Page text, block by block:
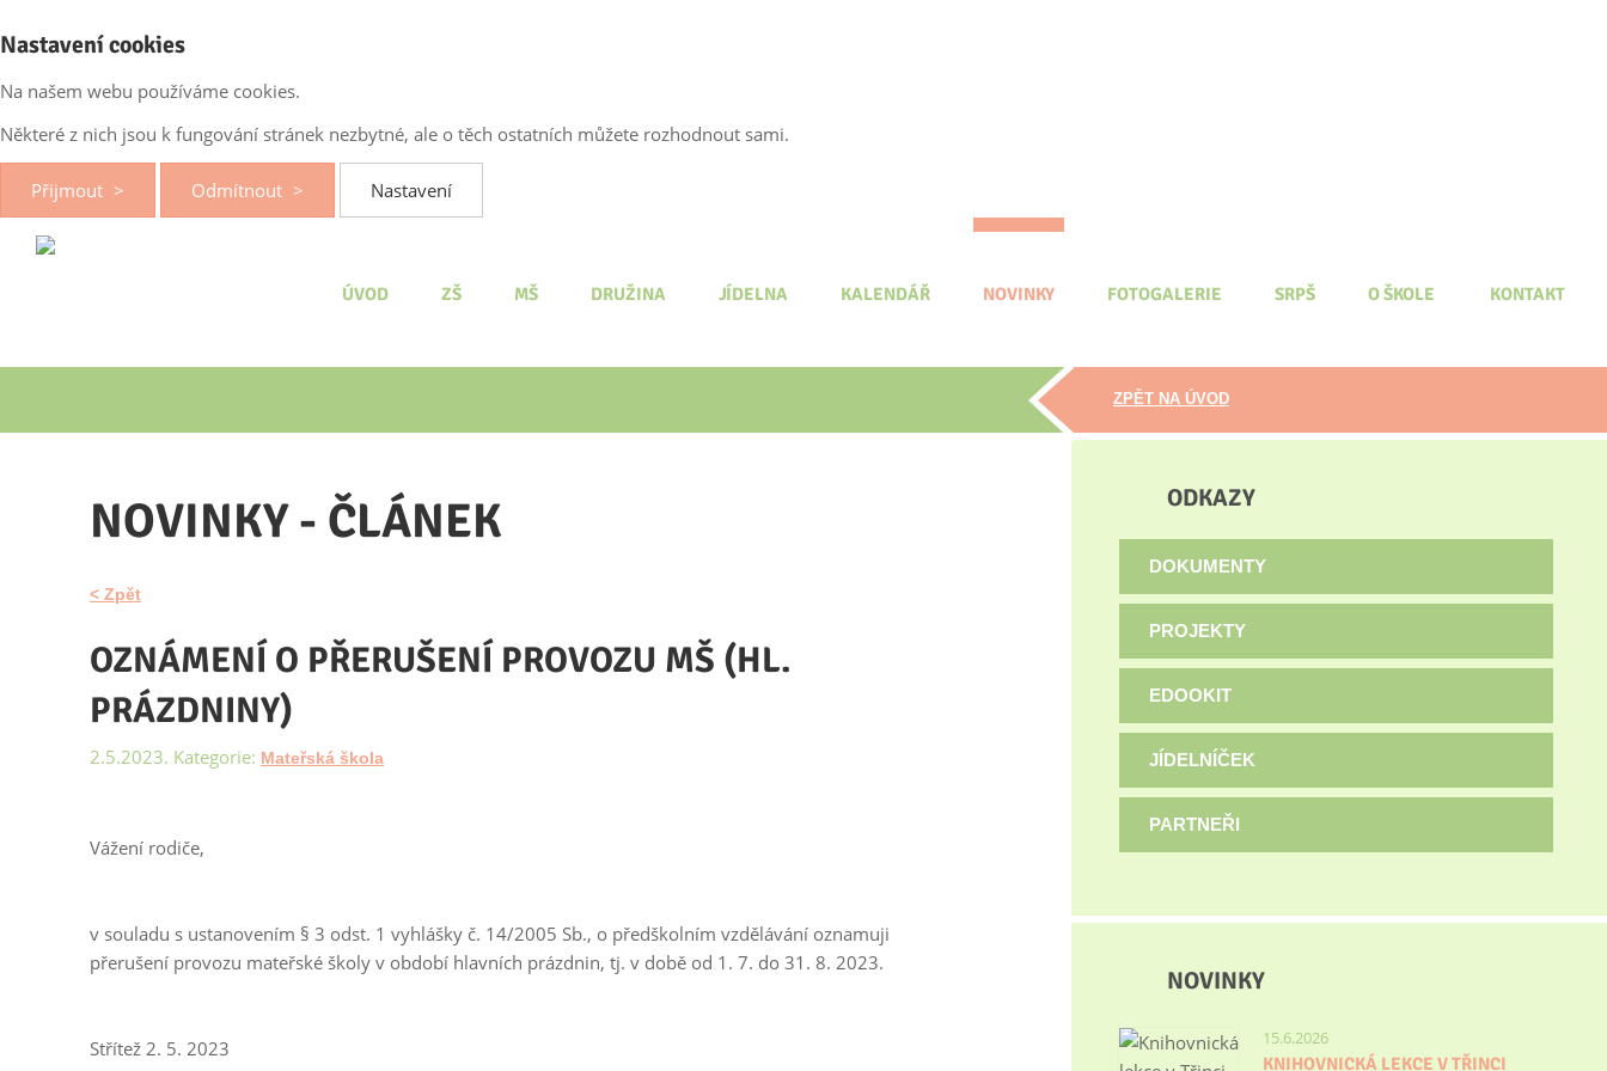
Nastavení cookies
Na našem webu používáme cookies.
Některé z nich jsou k fungování stránek nezbytné, ale o těch ostatních můžete rozhodnout sami.
Přijmout Odmítnout Nastavení
ÚVOD ZŠ MŠ DRUŽINA JÍDELNA KALENDÁŘ NOVINKY FOTOGALERIE SRPŠ O ŠKOLE KONTAKT
ZPĚT NA ÚVOD
NOVINKY - ČLÁNEK
< Zpět
OZNÁMENÍ O PŘERUŠENÍ PROVOZU MŠ (HL.
PRÁZDNINY)
2.5.2023. Kategorie: Mateřská škola
Vážení rodiče,
v souladu s ustanovením § 3 odst. 1 vyhlášky č. 14/2005 Sb., o předškolním vzdělávání oznamuji
přerušení provozu mateřské školy v období hlavních prázdnin, tj. v době od 1. 7. do 31. 8. 2023.
Střítež 2. 5. 2023
ODKAZY
DOKUMENTY
PROJEKTY
EDOOKIT
JÍDELNÍČEK
PARTNEŘI
NOVINKY
15.6.2026
KNIHOVNICKÁ LEKCE V TŘINCI